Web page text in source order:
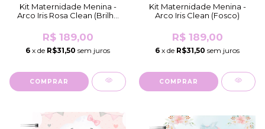
Kit Maternidade Menina -
Arco Iris Rosa Clean (Brilho
R$ 189,00
6 x de R$31,50 sem juros
COMPRAR
Kit Maternidade Menina -
Arco Iris Clean (Fosco)
R$ 189,00
6 x de R$31,50 sem juros
COMPRAR